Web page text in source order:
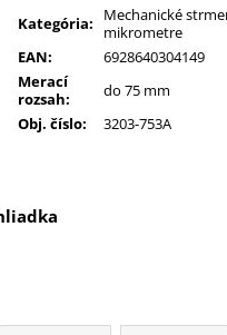
Kategória:
Mechanické
mikrometre
EAN:
6928640304149
Merací
rozsah:
do 75 mm
Obj. číslo: 3203-753A